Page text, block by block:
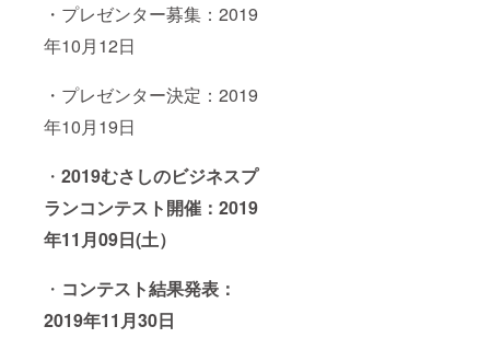
・プレゼンター募集：2019
年10月12日
・プレゼンター決定：2019
年10月19日
・ 2019むさしのビジネスプ
ランコンテスト開催：2019
年11月09日(土）
・ コンテスト結果発表：
2019年11月30日